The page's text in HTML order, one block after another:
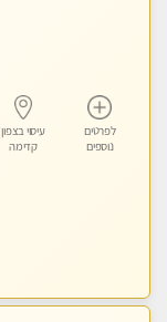
לפרטים
נוספים
עיסוי בצפון
קדימה